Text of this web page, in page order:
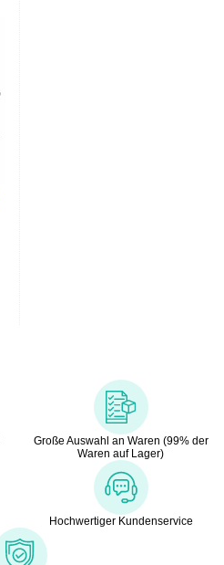
Große Auswahl an Waren (99% der
Waren auf Lager)
Hochwertiger Kundenservice